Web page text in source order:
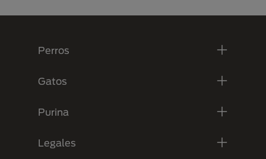
Perros
Gatos
Purina
Legales